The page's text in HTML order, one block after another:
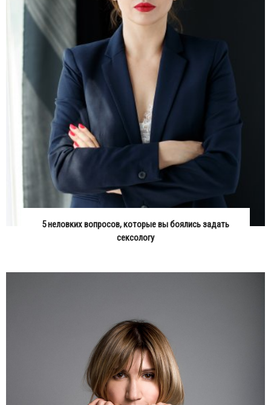
5 неловких вопросов, которые вы боялись задать
сексологу